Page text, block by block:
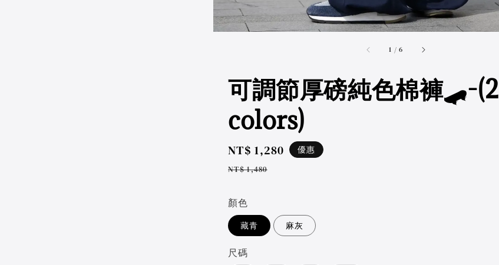
1 /accessibility.of
6
可調節厚磅純色棉褲🛹-(2
colors)
Sale
price
NT$ 1,280
Regular
NT$ 1,480
優惠
顏色
藏青 麻灰
尺碼